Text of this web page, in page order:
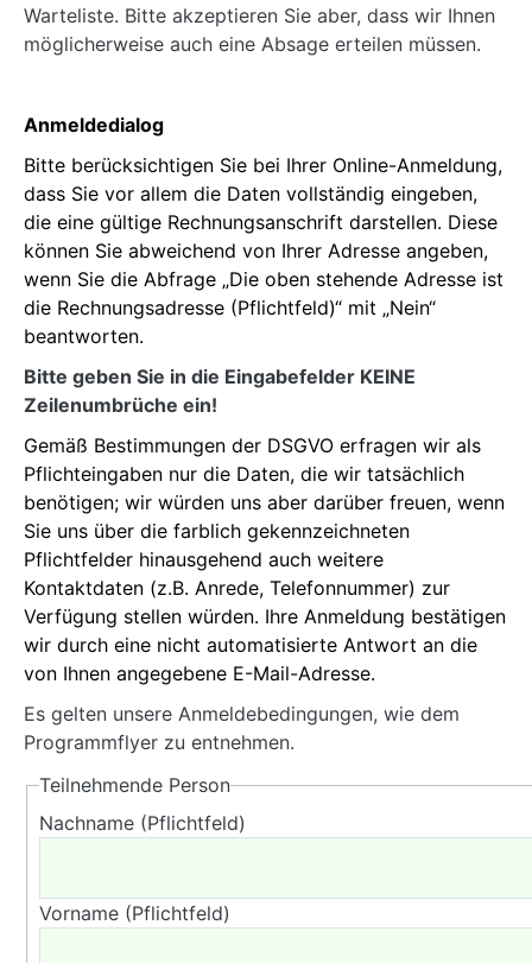
Warteliste. Bitte akzeptieren Sie aber, dass wir Ihnen
möglicherweise auch eine Absage erteilen müssen.
Anmeldedialog
Bitte berücksichtigen Sie bei Ihrer Online-Anmeldung,
dass Sie vor allem die Daten vollständig eingeben,
die eine gültige Rechnungsanschrift darstellen. Diese
können Sie abweichend von Ihrer Adresse angeben,
wenn Sie die Abfrage „Die oben stehende Adresse ist
die Rechnungsadresse (Pflichtfeld)“ mit „Nein“
beantworten.
Bitte geben Sie in die Eingabefelder KEINE
Zeilenumbrüche ein!
Gemäß Bestimmungen der DSGVO erfragen wir als
Pflichteingaben nur die Daten, die wir tatsächlich
benötigen; wir würden uns aber darüber freuen, wenn
Sie uns über die farblich gekennzeichneten
Pflichtfelder hinausgehend auch weitere
Kontaktdaten (z.B. Anrede, Telefonnummer) zur
Verfügung stellen würden. Ihre Anmeldung bestätigen
wir durch eine nicht automatisierte Antwort an die
von Ihnen angegebene E-Mail-Adresse.
Es gelten unsere Anmeldebedingungen, wie dem
Programmflyer zu entnehmen.
Teilnehmende Person
Nachname (Pflichtfeld)
Vorname (Pflichtfeld)